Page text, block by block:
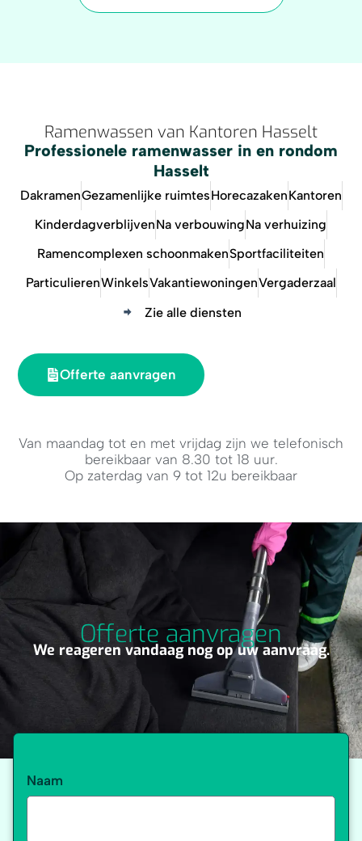
Ramenwassen van Kantoren Hasselt
Professionele ramenwasser in en rondom
Hasselt
DakramenGezamenlijke ruimtesHorecazakenKantoren
KinderdagverblijvenNa verbouwingNa verhuizing
Ramencomplexen schoonmakenSportfaciliteiten
ParticulierenWinkelsVakantiewoningenVergaderzaal
Zie alle diensten
Offerte aanvragen
Van maandag tot en met vrijdag zijn we telefonisch
bereikbaar van 8.30 tot 18 uur.
Op zaterdag van 9 tot 12u bereikbaar
Offerte aanvragen
We reageren vandaag nog op uw aanvraag.
Naam